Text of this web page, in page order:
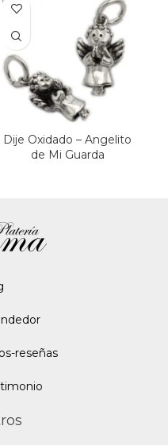
Dije Oxidado – Angelito
de Mi Guarda
reseñas